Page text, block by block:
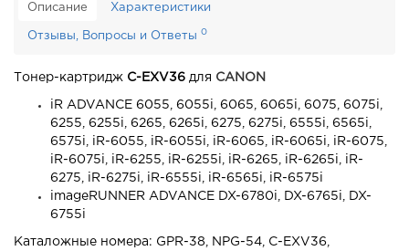
Описание Характеристики
Отзывы, Вопросы и Ответы 0
Тонер-картридж C-EXV36 для CANON
iR ADVANCE 6055, 6055i, 6065, 6065i, 6075, 6075i,
6255, 6255i, 6265, 6265i, 6275, 6275i, 6555i, 6565i,
6575i, iR-6055, iR-6055i, iR-6065, iR-6065i, iR-6075,
iR-6075i, iR-6255, iR-6255i, iR-6265, iR-6265i, iR-
6275, iR-6275i, iR-6555i, iR-6565i, iR-6575i
imageRUNNER ADVANCE DX-6780i, DX-6765i, DX-
6755i
Каталожные номера: GPR-38, NPG-54, C-EXV36,